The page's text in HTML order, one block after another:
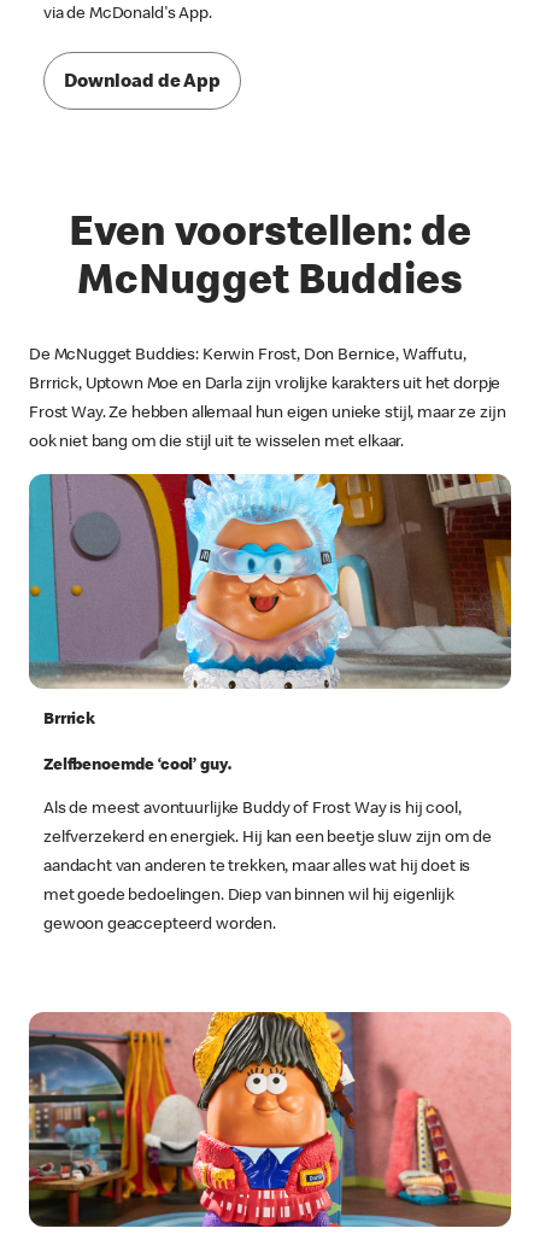
via de McDonald's App.
Download de App
Even voorstellen: de
McNugget Buddies
De McNugget Buddies: Kerwin Frost, Don Bernice, Waffutu,
Brrrick, Uptown Moe en Darla zijn vrolijke karakters uit het dorpje
Frost Way. Ze hebben allemaal hun eigen unieke stijl, maar ze zijn
ook niet bang om die stijl uit te wisselen met elkaar.
Brrrick
Zelfbenoemde ‘cool’ guy.
Als de meest avontuurlijke Buddy of Frost Way is hij cool,
zelfverzekerd en energiek. Hij kan een beetje sluw zijn om de
aandacht van anderen te trekken, maar alles wat hij doet is
met goede bedoelingen. Diep van binnen wil hij eigenlijk
gewoon geaccepteerd worden.